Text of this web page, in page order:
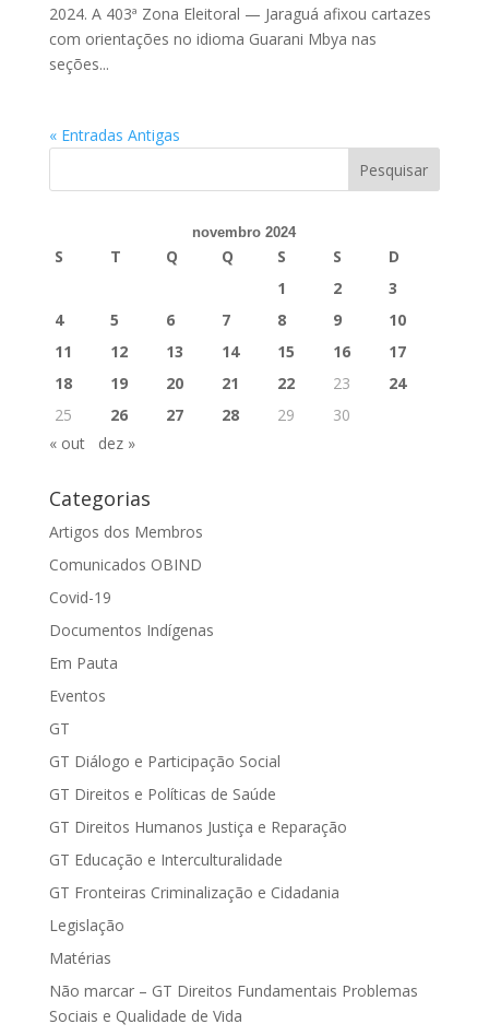
2024. A 403ª Zona Eleitoral — Jaraguá afixou cartazes
com orientações no idioma Guarani Mbya nas
seções...
« Entradas Antigas
novembro 2024
S T Q Q S S
D
1
2
3
4
5 6 7 8 9
10
11
12 13 14 15 16
17
18
19 20 21 22 23
24
25
26 27 28 29
30
« out
dez »
Categorias
Artigos dos Membros
Comunicados OBIND
Covid-19
Documentos Indígenas
Em Pauta
Eventos
GT
GT Diálogo e Participação Social
GT Direitos e Políticas de Saúde
GT Direitos Humanos Justiça e Reparação
GT Educação e Interculturalidade
GT Fronteiras Criminalização e Cidadania
Legislação
Matérias
Não marcar – GT Direitos Fundamentais Problemas
Sociais e Qualidade de Vida